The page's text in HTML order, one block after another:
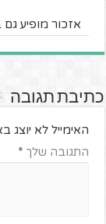
אזכור מופיע גם
כתיבת תגובה
האימייל לא יוצג
התגובה שלך*